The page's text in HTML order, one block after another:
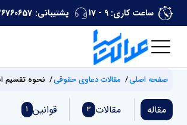
ساعت کاری: 9 - 17 پشتیبانی:
صفحه اصلی مقالات دعاوی حقوقی نحوه تقسیم
مقاله مقالات 3 قوانین 1